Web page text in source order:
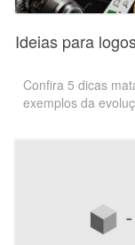
Ideias para
Confira 5 dicas
exemplos da